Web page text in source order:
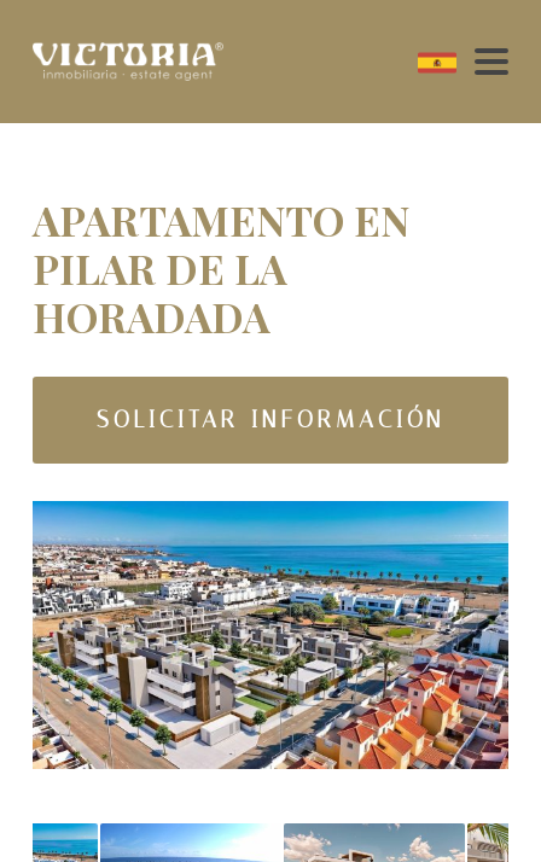
APARTAMENTO EN
PILAR DE LA
HORADADA
SOLICITAR INFORMACIÓN